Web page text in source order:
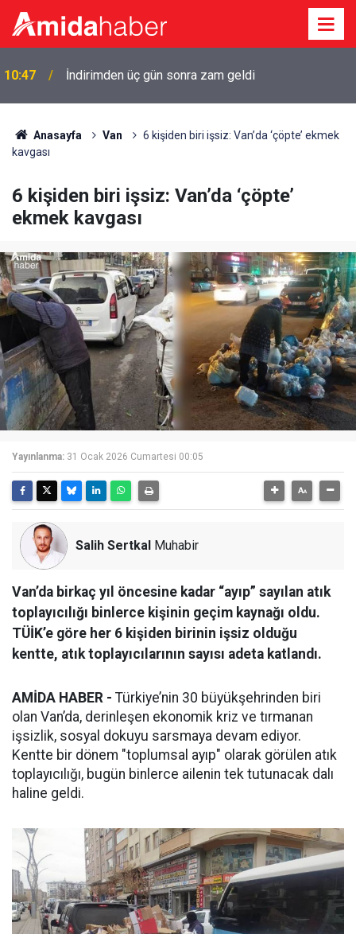
10:38 Diyarbakır'da aynı gece iki evde yangın
Anasayfa Van
6 kişiden biri işsiz: Van’da ‘çöpte’ ekmek
kavgası
6 kişiden biri işsiz: Van’da ‘çöpte’
ekmek kavgası
Yayınlanma: 31 Ocak 2026 Cumartesi 00:05
Salih Sertkal Muhabir
Van’da birkaç yıl öncesine kadar “ayıp” sayılan atık
toplayıcılığı binlerce kişinin geçim kaynağı oldu.
TÜİK’e göre her 6 kişiden birinin işsiz olduğu
kentte, atık toplayıcılarının sayısı adeta katlandı.
AMİDA HABER - Türkiye’nin 30 büyükşehrinden biri
olan Van’da, derinleşen ekonomik kriz ve tırmanan
işsizlik, sosyal dokuyu sarsmaya devam ediyor.
Kentte bir dönem "toplumsal ayıp" olarak görülen atık
toplayıcılığı, bugün binlerce ailenin tek tutunacak dalı
haline geldi.